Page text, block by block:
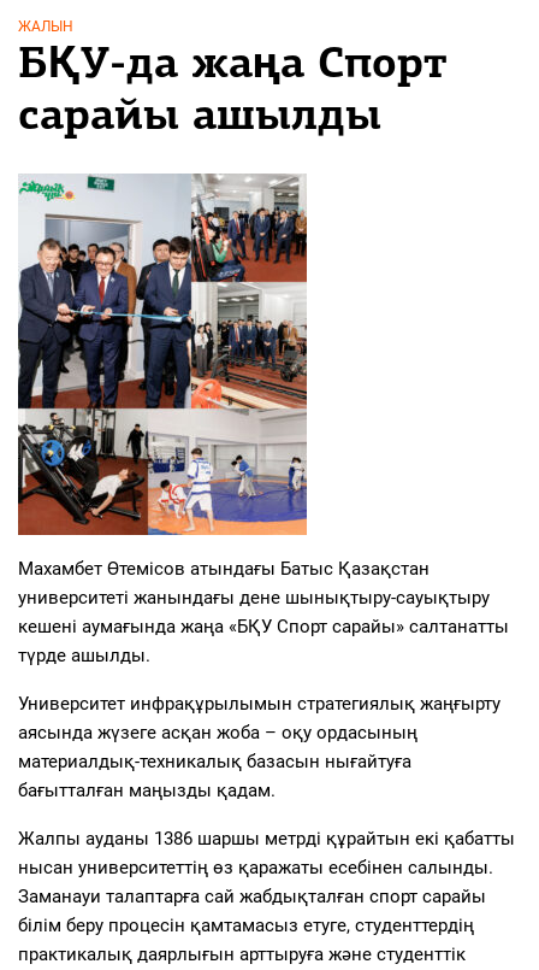
ЖАЛЫН
БҚУ-да жаңа Спорт
сарайы ашылды
Махамбет Өтемісов атындағы Батыс Қазақстан
университеті жанындағы дене шынықтыру-сауықтыру
кешені аумағында жаңа «БҚУ Спорт сарайы» салтанатты
түрде ашылды.
Университет инфрақұрылымын стратегиялық жаңғырту
аясында жүзеге асқан жоба – оқу ордасының
материалдық-техникалық базасын нығайтуға
бағытталған маңызды қадам.
Жалпы ауданы 1386 шаршы метрді құрайтын екі қабатты
нысан университеттің өз қаражаты есебінен салынды.
Заманауи талаптарға сай жабдықталған спорт сарайы
білім беру процесін қамтамасыз етуге, студенттердің
практикалық даярлығын арттыруға және студенттік